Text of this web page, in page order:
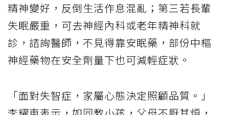
精神變好，反倒生活作息混亂；第三若長輩
失眠嚴重，可去神經內科或老年精神科就
診，諮詢醫師，不見得靠安眠藥，部份中樞
神經藥物在安全劑量下也可減輕症狀。
「面對失智症，家屬心態決定照顧品質。」